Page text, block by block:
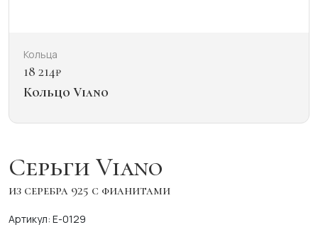
Кольца
18 214₽
Кольцо Viano
Серьги Viano
из серебра 925 с фианитами
Артикул: E-0129